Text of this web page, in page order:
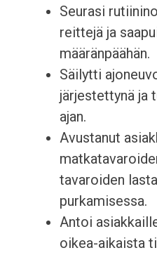
Seurasi
reittejä ja
määränpäähän.
Säilytti
järjestettynä ja
ajan.
Avustanut
tavaroiden
purkamisessa.
Antoi
oikea-aikaista